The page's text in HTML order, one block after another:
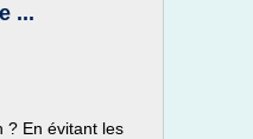
...
? En évitant les